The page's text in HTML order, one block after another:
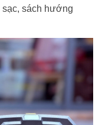
sạc, sách hướng